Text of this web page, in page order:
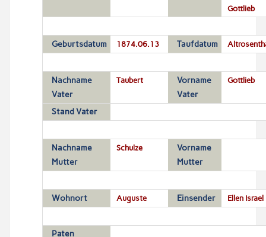
Gottlieb
Geburtsdatum 1874.06.13 Taufdatum
Nachname
Vater
Taubert
Vorname
Vater
Gottlieb
Stand Vater
Nachname
Mutter
Schulze
Vorname
Mutter
Wohnort Auguste Einsender Ellen Israel
Paten